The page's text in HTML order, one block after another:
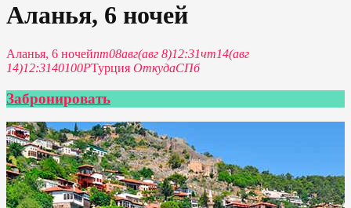
Аланья, 6 ночей
Аланья, 6 ночейпт08авг(авг 8)12:31чт14(авг
14)12:3140100PТурция ОткудаСПб
Забронировать